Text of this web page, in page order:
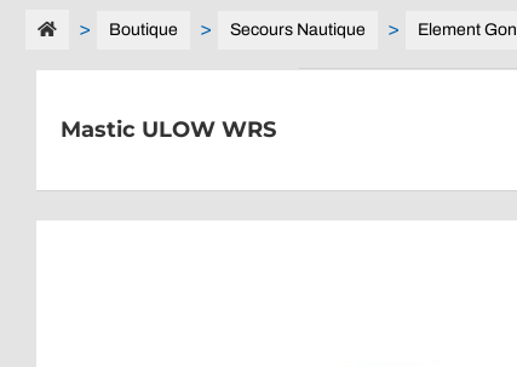
catégorie...
Boutique Secours Nautique Element
Mastic ULOW WRS